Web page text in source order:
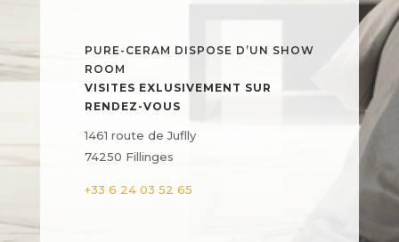
PURE-CERAM DISPOSE D’UN SHOW
ROOM
VISITES EXLUSIVEMENT SUR
RENDEZ-VOUS
1461 route de Juflly
74250 Fillinges
+33 6 24 03 52 65